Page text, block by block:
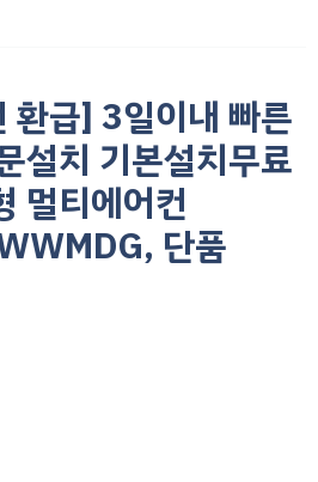
환급] 3일이내 빠른
설치 기본설치무료
멀티에어컨
단품